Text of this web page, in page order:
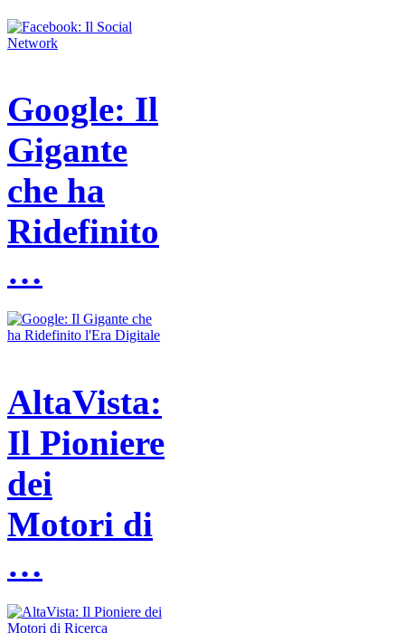
Google: Il
Gigante
che ha
Ridefinito
…
AltaVista:
Il Pioniere
dei
Motori di
…